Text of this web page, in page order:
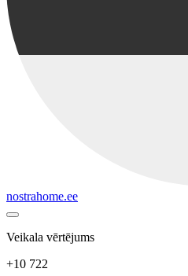
nostrahome.ee
Veikala vērtējums
+10 722